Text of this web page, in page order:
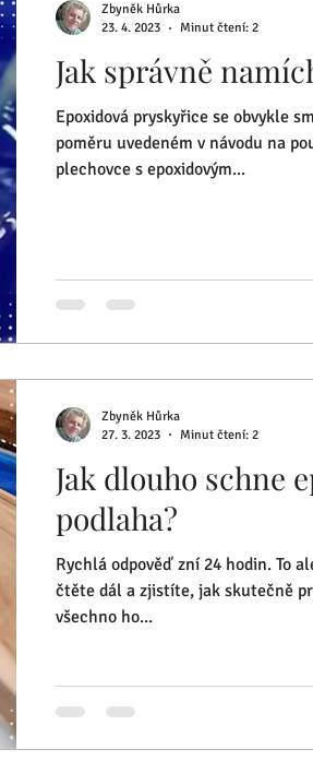
Jak správně
Epoxidová pryskyřice se obvykle
poměru uvedeném v návodu na
plechovce s epoxidovým...
Zbyněk Hůrka
23. 4. 2023
Minut čtení: 2
Jak dlouho schne
podlaha?
Rychlá odpověď zní 24 hodin. To
čtěte dál a zjistíte, jak skutečně
všechno ho...
Zbyněk Hůrka
27. 3. 2023
Minut čtení: 2